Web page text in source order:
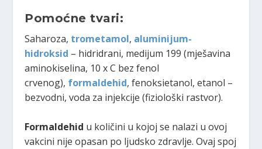
Pomoćne tvari:
Saharoza, trometamol, aluminijum-
hidroksid – hidridrani, medijum 199 (mješavina
aminokiselina, 10 x C bez fenol
crvenog), formaldehid, fenoksietanol, etanol –
bezvodni, voda za injekcije (fiziološki rastvor).
Formaldehid u količini u kojoj se nalazi u ovoj
vakcini nije opasan po ljudsko zdravlje. Ovaj spoj